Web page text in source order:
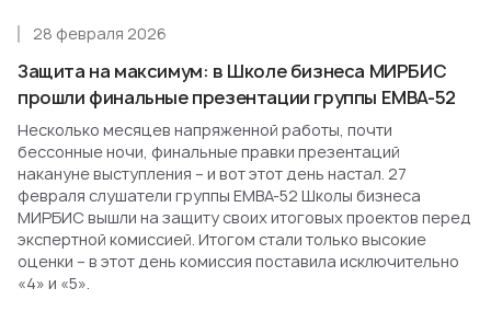
Защита на максимум: в Школе бизнеса МИРБИС
прошли финальные презентации группы EMBA-52
28 февраля 2026
Несколько месяцев напряженной работы, почти
бессонные ночи, финальные правки презентаций
накануне выступления – и вот этот день настал. 27
февраля слушатели группы EMBA-52 Школы бизнеса
МИРБИС вышли на защиту своих итоговых проектов перед
экспертной комиссией. Итогом стали только высокие
оценки – в этот день комиссия поставила исключительно
«4» и «5».